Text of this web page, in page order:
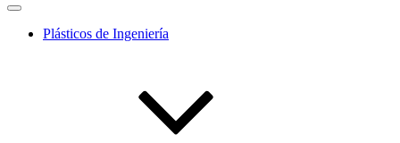
Plásticos de Ingeniería